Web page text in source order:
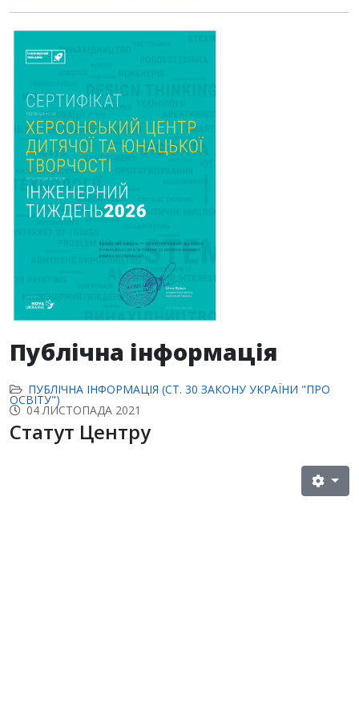
Публічна інформація
ПУБЛІЧНА ІНФОРМАЦІЯ (СТ. 30 ЗАКОНУ УКРАЇНИ "ПРО
ОСВІТУ")
04 ЛИСТОПАДА 2021
Статут Центру